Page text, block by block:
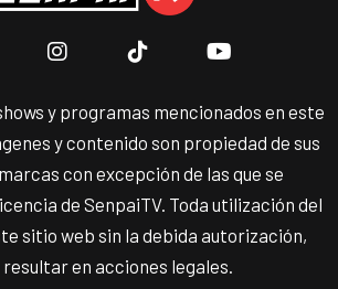
y programas mencionados en este
y contenido son propiedad de sus
con excepción de las que se
de SenpaiTV. Toda utilización del
sitio web sin la debida autorización,
en acciones legales.